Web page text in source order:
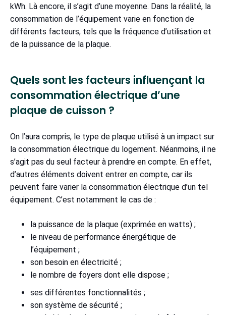
kWh. Là encore, il s’agit d’une moyenne. Dans la réalité, la
consommation de l’équipement varie en fonction de
différents facteurs, tels que la fréquence d’utilisation et
de la puissance de la plaque.
Quels sont les facteurs influençant la
consommation électrique d’une
plaque de cuisson ?
On l’aura compris, le type de plaque utilisé à un impact sur
la consommation électrique du logement. Néanmoins, il ne
s’agit pas du seul facteur à prendre en compte. En effet,
d’autres éléments doivent entrer en compte, car ils
peuvent faire varier la consommation électrique d’un tel
équipement. C’est notamment le cas de :
la puissance de la plaque (exprimée en watts) ;
le niveau de performance énergétique de
l’équipement ;
son besoin en électricité ;
le nombre de foyers dont elle dispose ;
ses différentes fonctionnalités ;
son système de sécurité ;